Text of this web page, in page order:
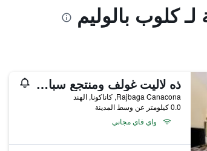
كلوب بالوليم
ذه لاليت غولف ومنتجع سبا غوا
Rajbaga Canacona, كاناكونا, الهند
0.0 كيلومتر عن وسط المدينة
واي فاي مجاني